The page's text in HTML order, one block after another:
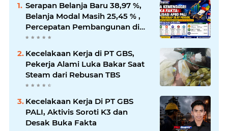
Serapan Belanja Baru 38,97 %,
Belanja Modal Masih 25,45 % ,
Percepatan Pembangunan di
PALI Dipertanyakan
Kecelakaan Kerja di PT GBS,
Pekerja Alami Luka Bakar Saat
Steam dari Rebusan TBS
Kecelakaan Kerja Di PT GBS
PALI, Aktivis Soroti K3 dan
Desak Buka Fakta